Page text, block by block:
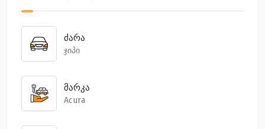
ძარა
ჯიპი
მარკა
Acura